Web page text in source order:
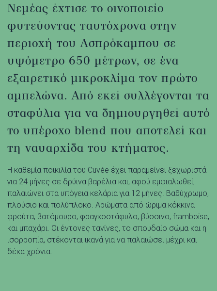
Νεμέας έχτισε το οινοποιείο
φυτεύοντας ταυτόχρονα στην
περιοχή του Ασπρόκαμπου σε
υψόμετρο 650 μέτρων, σε ένα
εξαιρετικό μικροκλίμα τον πρώτο
αμπελώνα. Από εκεί συλλέγονται τα
σταφύλια για να δημιουργηθεί αυτό
το υπέροχο blend που αποτελεί και
τη ναυαρχίδα του κτήματος.
Η καθεμία ποικιλία του Cuvée έχει παραμείνει ξεχωριστά
για 24 μήνες σε δρύινα βαρέλια και, αφού εμφιαλωθεί,
παλαιώνει στα υπόγεια κελάρια για 12 μήνες. Βαθύχρωμο,
πλούσιο και πολύπλοκο. Αρώματα από ώριμα κόκκινα
φρούτα, βατόμουρο, φραγκοστάφυλο, βύσσινο, framboise,
και μπαχάρι. Οι έντονες τανίνες, το σπουδαίο σώμα και η
ισορροπία, στέκονται ικανά για να παλαιώσει μέχρι και
δέκα χρόνια.